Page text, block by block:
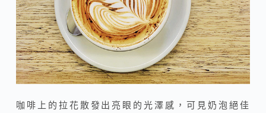
咖啡上的拉花散發出亮眼的光澤感，可見奶泡絕佳